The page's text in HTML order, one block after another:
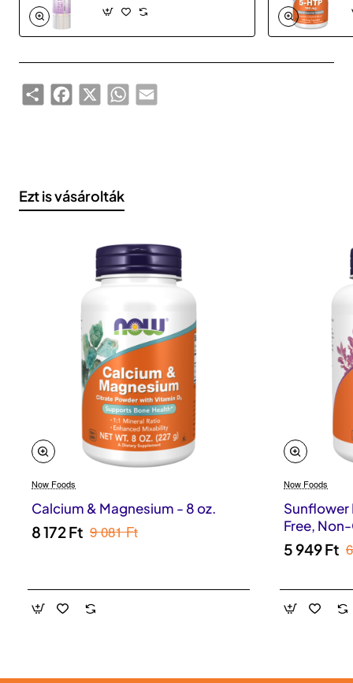
ShareFacebook
X WhatsAppEmail
Ezt is vásárolták
Now Foods
Calcium & Magnesium - 8 oz.
8 172 Ft 9 081 Ft
Now Foods
Sunflower
Free,
5 949 Ft